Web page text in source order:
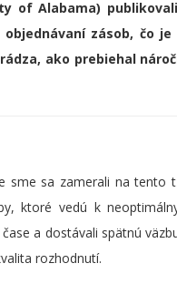
of Alabama)
zásob, čo je
ako prebiehal
sme sa zamerali na tento
ktoré vedú k
a dostávali spätnú
rozhodnutí.